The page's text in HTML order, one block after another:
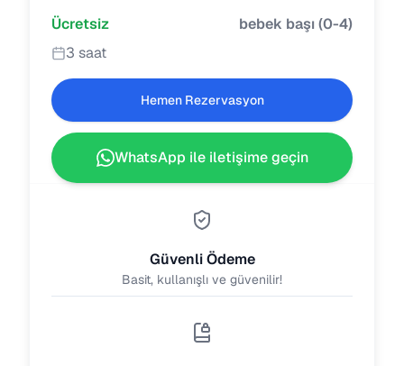
Ücretsiz bebek başı(0-4)
3 saat
Hemen Rezervasyon
WhatsApp ile iletişime geçin
Güvenli Ödeme
Basit, kullanışlı ve güvenilir!